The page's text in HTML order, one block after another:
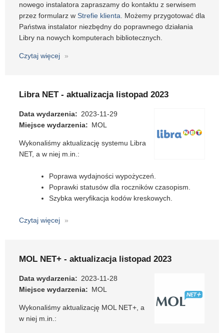
nowego instalatora zapraszamy do kontaktu z serwisem
przez formularz w Strefie klienta . Możemy przygotować dla
Państwa instalator niezbędny do poprawnego działania
Libry na nowych komputerach bibliotecznych.
Czytaj więcej
o
Windows
Libra NET - aktualizacja listopad 2023
Data wydarzenia
2023-11-29
Miejsce wydarzenia
MOL
Wykonaliśmy aktualizację systemu Libra
NET, a w niej m.in.:
Poprawa wydajności wypożyczeń.
Poprawki statusów dla roczników czasopism.
Szybka weryfikacja kodów kreskowych.
Czytaj więcej
o
aktualizacja
listopad
MOL NET+ - aktualizacja listopad 2023
Data wydarzenia
2023-11-28
Miejsce wydarzenia
MOL
Wykonaliśmy aktualizację MOL NET+, a
w niej m.in.: